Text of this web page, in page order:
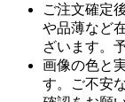
ご注文確定
や品薄など
ざいます。
画像の色と
す。ご不安